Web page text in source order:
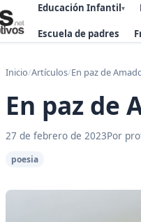
Educación Infantil▾
Escuela de padres
Inicio/Artículos/En paz de
En paz de
27 de febrero de 2023Por
poesia